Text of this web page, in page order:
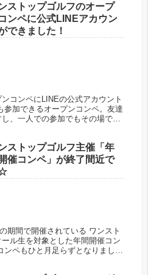
ストップゴルフのオープ
ンペに公式LINEアカウン
できました！
コンペにLINEの公式アカウント
参加できるオープンコンペ。友達
、一人での参加でもその場でゴ
ストップゴルフ主催「年
催コンペ」が終了間近で
期間で開催されている ワンスト
ル生を対象とした年間開催コン
ペもひと月足らずとなりました